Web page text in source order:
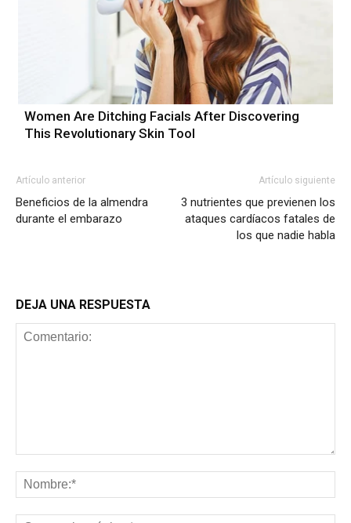
Women Are Ditching Facials After Discovering
This Revolutionary Skin Tool
Artículo anterior
Beneficios de la almendra
durante el embarazo
Artículo siguiente
3 nutrientes que previenen los
ataques cardíacos fatales de
los que nadie habla
DEJA UNA RESPUESTA